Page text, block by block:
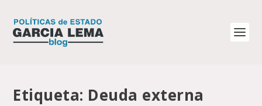
Etiqueta: Deuda externa